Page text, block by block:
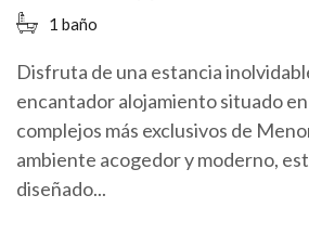
1 baño
Disfruta de una estancia
encantador alojamiento situado
complejos más exclusivos de
ambiente acogedor y moderno,
diseñado...